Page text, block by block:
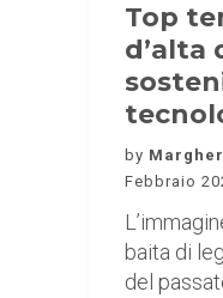
Top
d’alta
by
Febbraio
baita di
del